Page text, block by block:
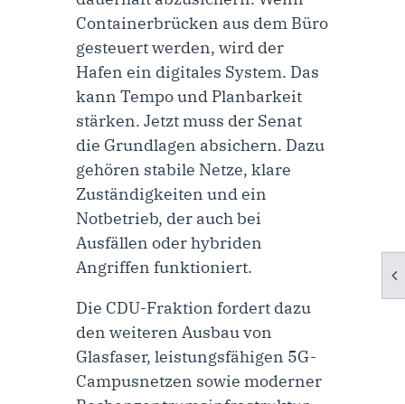
Containerbrücken aus dem Büro
gesteuert werden, wird der
Hafen ein digitales System. Das
kann Tempo und Planbarkeit
stärken. Jetzt muss der Senat
die Grundlagen absichern. Dazu
gehören stabile Netze, klare
Zuständigkeiten und ein
Notbetrieb, der auch bei
Ausfällen oder hybriden
Angriffen funktioniert.
Die CDU-Fraktion fordert dazu
den weiteren Ausbau von
Glasfaser, leistungsfähigen 5G-
Campusnetzen sowie moderner